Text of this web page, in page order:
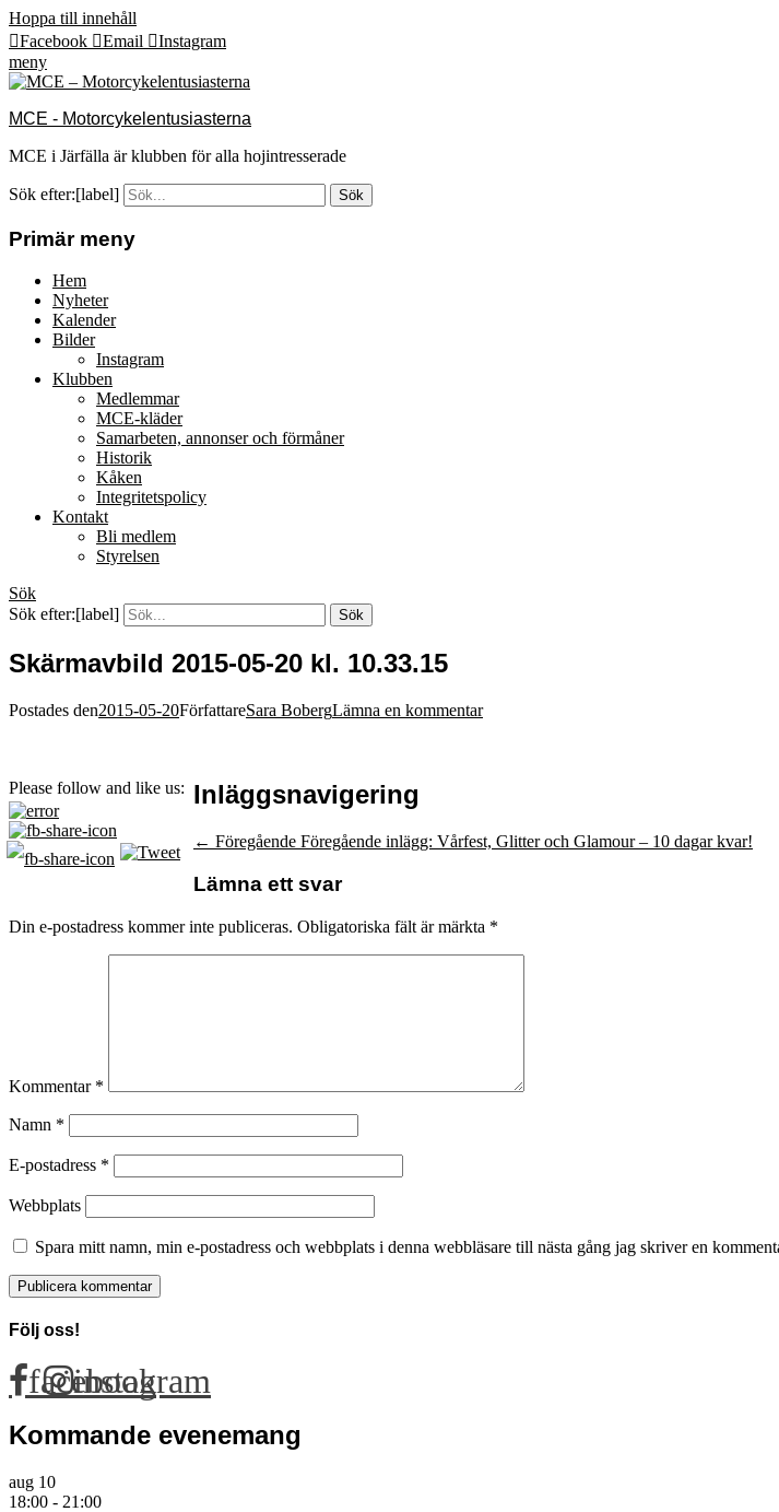
Hoppa till innehåll
Facebook
Email
Instagram
meny
MCE - Motorcykelentusiasterna
MCE i Järfälla är klubben för alla hojintresserade
Sök efter:[label]
Primär meny
Hem
Nyheter
Kalender
Bilder
Instagram
Klubben
Medlemmar
MCE-kläder
Samarbeten, annonser och förmåner
Historik
Kåken
Integritetspolicy
Kontakt
Bli medlem
Styrelsen
Sök
Sök efter:[label]
Skärmavbild 2015-05-20 kl. 10.33.15
Postades den2015-05-20FörfattareSara BobergLämna en kommentar
Please follow and like us: Inläggsnavigering
← Föregående Föregående inlägg: Vårfest, Glitter och Glamour – 10 dagar kvar!
Lämna ett svar
Din e-postadress kommer inte publiceras. Obligatoriska fält är märkta *
Kommentar *
Namn *
E-postadress *
Webbplats
Spara mitt namn, min e-postadress och webbplats i denna webbläsare till nästa gång jag skriver en
Följ oss!
facebook
instagram
Kommande evenemang
aug 10
18:00 - 21:00